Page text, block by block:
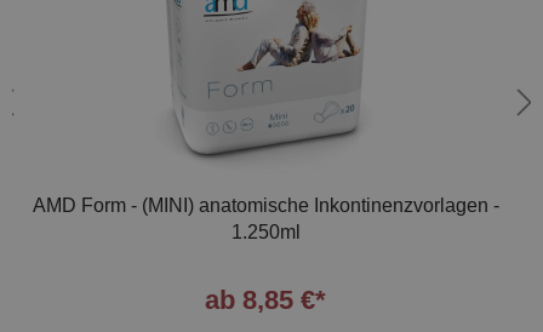
AMD Form - (MINI) anatomische Inkontinenzvorlagen -
1.250ml
ab 8,85 €*